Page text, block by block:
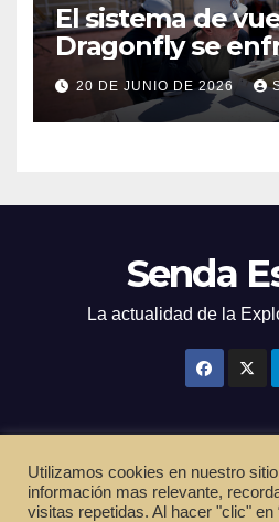
El sistema de
Dragonfly se
calor
20 DE JUNIO DE 2026
Senda
La actualidad de la
Funciona gracias a WordPress|
Utilizamos cookies en nuestro
información mas relevante,
visitas repetidas. Al hacer "clic" en